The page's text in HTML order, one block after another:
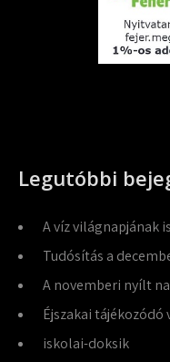
Legutóbbi
A víz világnapjának
Tudósítás a
A novemberi nyílt
Éjszakai tájékozódó
iskolai-doksik